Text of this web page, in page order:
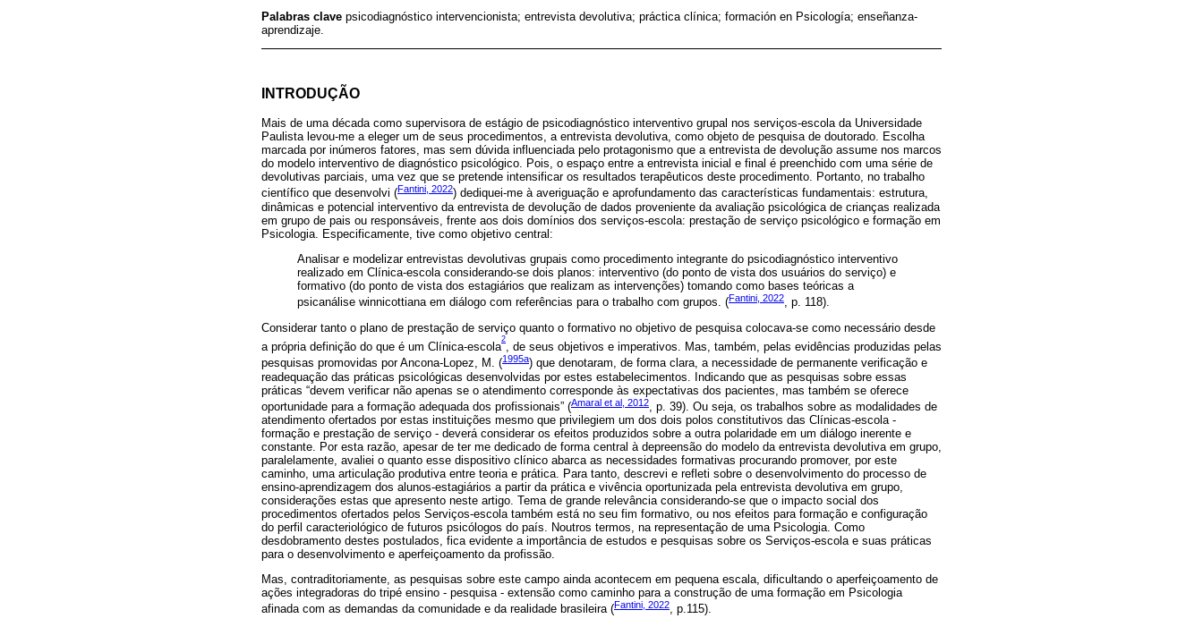
Palabras clave psicodiagnóstico intervencionista; entrevista devolutiva; práctica clínica; formación en Psicología; enseñanza-
aprendizaje.
INTRODUÇÃO
Mais de uma década como supervisora de estágio de psicodiagnóstico interventivo grupal nos serviços-escola da Universidade
Paulista levou-me a eleger um de seus procedimentos, a entrevista devolutiva, como objeto de pesquisa de doutorado. Escolha
marcada por inúmeros fatores, mas sem dúvida influenciada pelo protagonismo que a entrevista de devolução assume nos marcos
do modelo interventivo de diagnóstico psicológico. Pois, o espaço entre a entrevista inicial e final é preenchido com uma série de
devolutivas parciais, uma vez que se pretende intensificar os resultados terapêuticos deste procedimento. Portanto, no trabalho
científico que desenvolvi (Fantini, 2022) dediquei-me à averiguação e aprofundamento das características fundamentais: estrutura,
dinâmicas e potencial interventivo da entrevista de devolução de dados proveniente da avaliação psicológica de crianças realizada
em grupo de pais ou responsáveis, frente aos dois domínios dos serviços-escola: prestação de serviço psicológico e formação em
Psicologia. Especificamente, tive como objetivo central:
Analisar e modelizar entrevistas devolutivas grupais como procedimento integrante do psicodiagnóstico interventivo
realizado em Clínica-escola considerando-se dois planos: interventivo (do ponto de vista dos usuários do serviço) e
formativo (do ponto de vista dos estagiários que realizam as intervenções) tomando como bases teóricas a
psicanálise winnicottiana em diálogo com referências para o trabalho com grupos. (Fantini, 2022, p. 118).
Considerar tanto o plano de prestação de serviço quanto o formativo no objetivo de pesquisa colocava-se como necessário desde
a própria definição do que é um Clínica-escola
2
, de seus objetivos e imperativos. Mas, também, pelas evidências produzidas pelas
pesquisas promovidas por Ancona-Lopez, M. (1995a) que denotaram, de forma clara, a necessidade de permanente verificação e
readequação das práticas psicológicas desenvolvidas por estes estabelecimentos. Indicando que as pesquisas sobre essas
práticas “devem verificar não apenas se o atendimento corresponde às expectativas dos pacientes, mas também se oferece
oportunidade para a formação adequada dos profissionais” (Amaral et al, 2012, p. 39). Ou seja, os trabalhos sobre as modalidades de
atendimento ofertados por estas instituições mesmo que privilegiem um dos dois polos constitutivos das Clínicas-escola -
formação e prestação de serviço - deverá considerar os efeitos produzidos sobre a outra polaridade em um diálogo inerente e
constante. Por esta razão, apesar de ter me dedicado de forma central à depreensão do modelo da entrevista devolutiva em grupo,
paralelamente, avaliei o quanto esse dispositivo clínico abarca as necessidades formativas procurando promover, por este
caminho, uma articulação produtiva entre teoria e prática. Para tanto, descrevi e refleti sobre o desenvolvimento do processo de
ensino-aprendizagem dos alunos-estagiários a partir da prática e vivência oportunizada pela entrevista devolutiva em grupo,
considerações estas que apresento neste artigo. Tema de grande relevância considerando-se que o impacto social dos
procedimentos ofertados pelos Serviços-escola também está no seu fim formativo, ou nos efeitos para formação e configuração
do perfil caracteriológico de futuros psicólogos do país. Noutros termos, na representação de uma Psicologia. Como
desdobramento destes postulados, fica evidente a importância de estudos e pesquisas sobre os Serviços-escola e suas práticas
para o desenvolvimento e aperfeiçoamento da profissão.
Mas, contraditoriamente, as pesquisas sobre este campo ainda acontecem em pequena escala, dificultando o aperfeiçoamento de
ações integradoras do tripé ensino - pesquisa - extensão como caminho para a construção de uma formação em Psicologia
afinada com as demandas da comunidade e da realidade brasileira (Fantini, 2022, p.115).